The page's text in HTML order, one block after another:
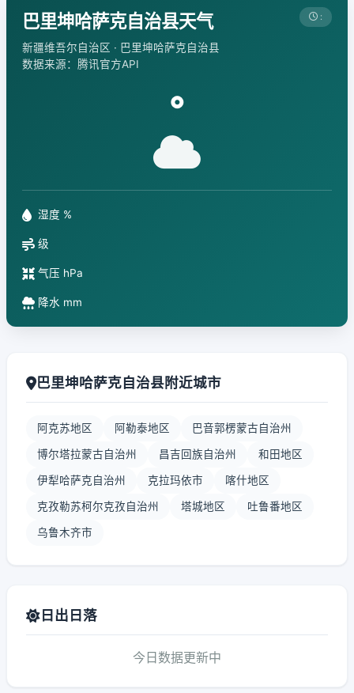
巴里坤哈萨克自治县天气
新疆维吾尔自治区 · 巴里坤哈萨克自治县
数据来源：腾讯官方API
:
°
湿度 %
级
气压 hPa
降水 mm
巴里坤哈萨克自治县附近城市
阿克苏地区 阿勒泰地区 巴音郭楞蒙古自治州
博尔塔拉蒙古自治州 昌吉回族自治州 和田地区
伊犁哈萨克自治州 克拉玛依市 喀什地区
克孜勒苏柯尔克孜自治州 塔城地区 吐鲁番地区
乌鲁木齐市
日出日落
今日数据更新中